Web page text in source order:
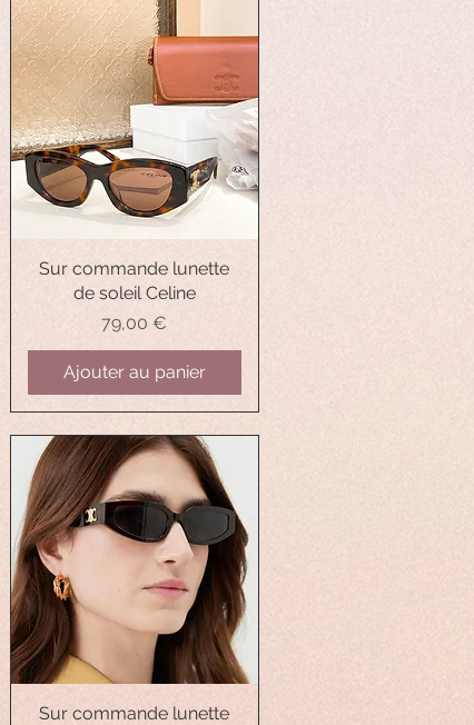
Aperçu rapide
Sur commande lunette
de soleil Celine
Prix
79,00 €
Ajouter au panier
Aperçu rapide
Sur commande lunette